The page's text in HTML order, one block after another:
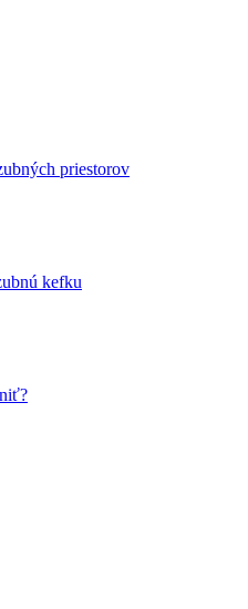
priestorov
kefku